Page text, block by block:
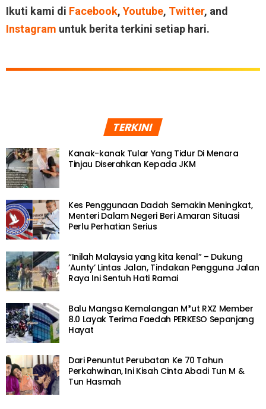
Ikuti kami di Facebook, Youtube, Twitter, and
Instagram untuk berita terkini setiap hari.
TERKINI
Kanak-kanak Tular Yang Tidur Di Menara
Tinjau Diserahkan Kepada JKM
Kes Penggunaan Dadah Semakin Meningkat,
Menteri Dalam Negeri Beri Amaran Situasi
Perlu Perhatian Serius
“Inilah Malaysia yang kita kenal” – Dukung
‘Aunty’ Lintas Jalan, Tindakan Pengguna Jalan
Raya Ini Sentuh Hati Ramai
Balu Mangsa Kemalangan M*ut RXZ Member
8.0 Layak Terima Faedah PERKESO Sepanjang
Hayat
Dari Penuntut Perubatan Ke 70 Tahun
Perkahwinan, Ini Kisah Cinta Abadi Tun M &
Tun Hasmah